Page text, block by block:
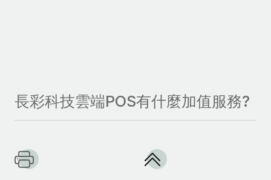
長彩科技雲端POS有什麼加值服務?